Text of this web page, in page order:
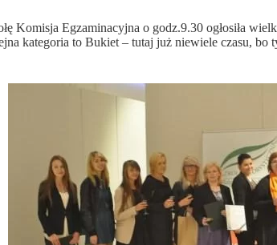
Komisja Egzaminacyjna o godz.9.30 ogłosiła
kategoria to Bukiet – tutaj już niewiele czasu,